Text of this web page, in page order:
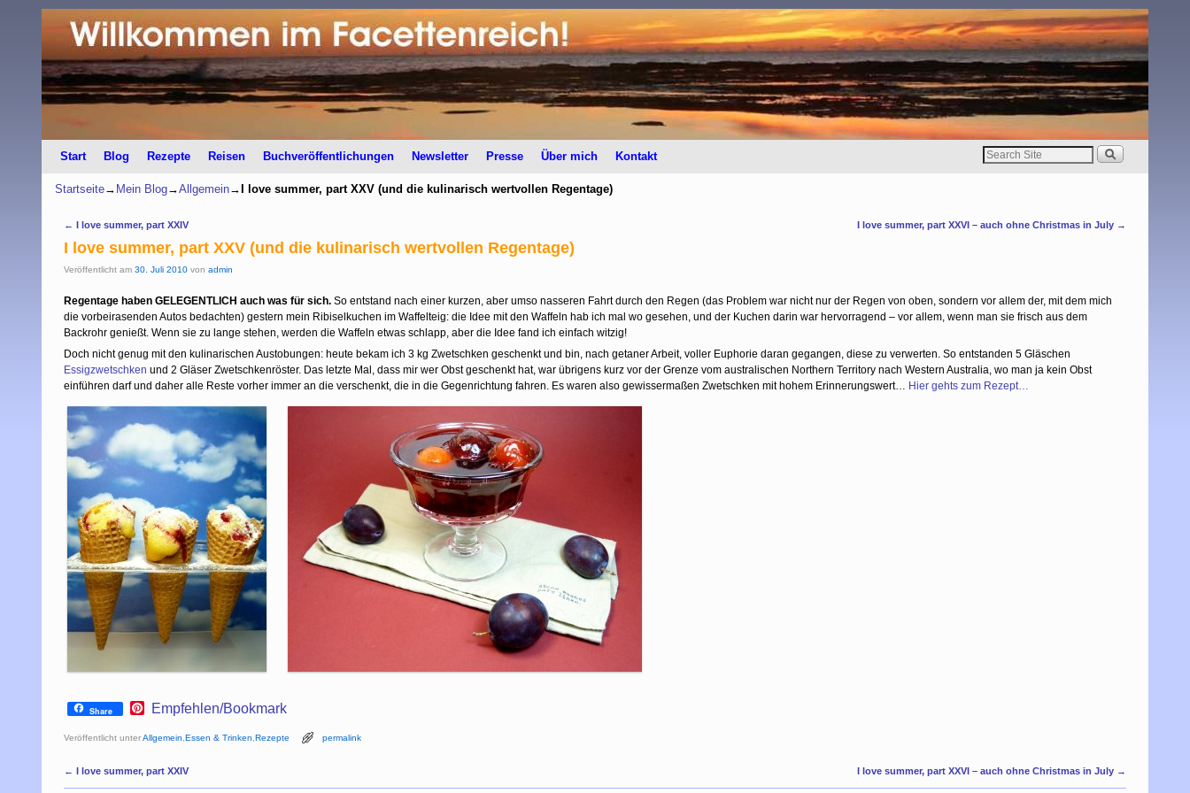
Zum Inhalt wechseln
Zum sekundären Inhalt wechseln
Start Blog Rezepte Reisen Buchveröffentlichungen Newsletter Presse Über mich Kontakt
Startseite→ Mein Blog→Allgemein→ I love summer, part XXV (und die kulinarisch wertvollen Regentage)
Artikelnavigation
← I love summer, part XXIV I love summer, part XXVI – auch ohne Christmas in July →
I love summer, part XXV (und die kulinarisch wertvollen Regentage)
Veröffentlicht am 30. Juli 2010 von admin
Regentage haben GELEGENTLICH auch was für sich. So entstand nach einer kurzen, aber umso nasseren Fahrt durch den Regen (das Problem war nicht nur der Regen von oben, sondern vor allem der, mit dem mich
die vorbeirasenden Autos bedachten) gestern mein Ribiselkuchen im Waffelteig: die Idee mit den Waffeln hab ich mal wo gesehen, und der Kuchen darin war hervorragend – vor allem, wenn man sie frisch aus dem
Backrohr genießt. Wenn sie zu lange stehen, werden die Waffeln etwas schlapp, aber die Idee fand ich einfach witzig!
Doch nicht genug mit den kulinarischen Austobungen: heute bekam ich 3 kg Zwetschken geschenkt und bin, nach getaner Arbeit, voller Euphorie daran gegangen, diese zu verwerten. So entstanden 5 Gläschen
Essigzwetschken und 2 Gläser Zwetschkenröster. Das letzte Mal, dass mir wer Obst geschenkt hat, war übrigens kurz vor der Grenze vom australischen Northern Territory nach Western Australia, wo man ja kein Obst
einführen darf und daher alle Reste vorher immer an die verschenkt, die in die Gegenrichtung fahren. Es waren also gewissermaßen Zwetschken mit hohem Erinnerungswert… Hier gehts zum Rezept…
Share
P
n
r
Empfehlen/Bookmark
Veröffentlicht unterAllgemein Essen & Trinken Rezepte permalink
Artikelnavigation
← I love summer, part XXIV I love summer, part XXVI – auch ohne Christmas in July →